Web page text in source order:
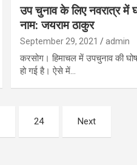
उप चुनाव के लिए नवरात्र में
नाम: जयराम ठाकुर
September 29, 2021 admin
करसोग। हिमाचल में उपचुनाव की
हो गई है। ऐसे में…
24 Next